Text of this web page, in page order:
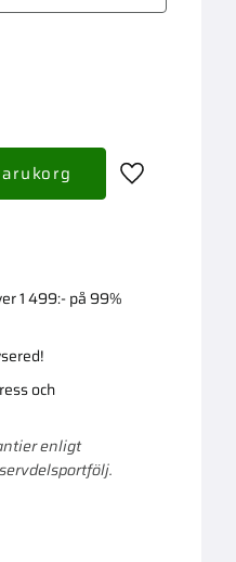
Lägg till i
1 499:- på 99%
och
enligt